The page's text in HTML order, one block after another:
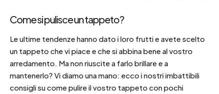
Come si pulisce un tappeto?
Le ultime tendenze hanno dato i loro frutti e avete scelto
un tappeto che vi piace e che si abbina bene al vostro
arredamento. Ma non riuscite a farlo brillare e a
mantenerlo? Vi diamo una mano: ecco i nostri imbattibili
consigli su come pulire il vostro tappeto con pochi